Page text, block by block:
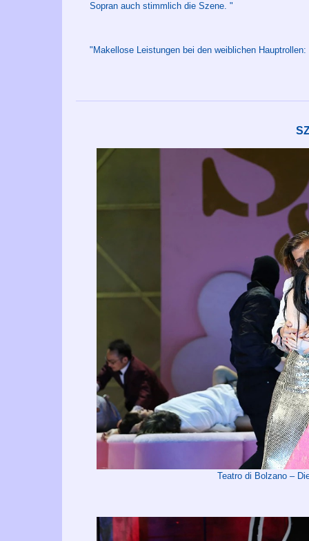
Sopran auch stimmlich die Szene. "
"Makellose Leistungen bei den weiblichen
Teatro di Bolzano –